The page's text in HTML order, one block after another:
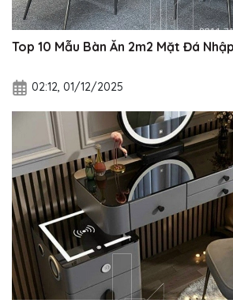
Top 10 Mẫu Bàn Ăn 2m2 Mặt Đá
02:12, 01/12/2025